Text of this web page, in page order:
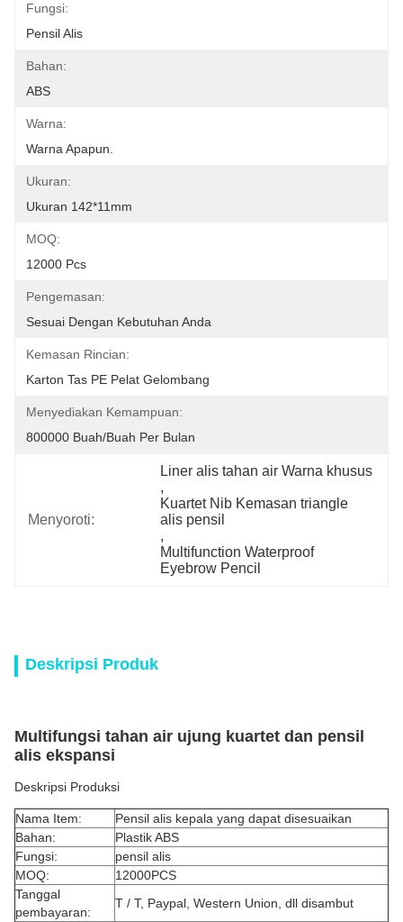
Fungsi:
Pensil Alis
Bahan:
ABS
Warna:
Warna Apapun.
Ukuran:
Ukuran 142*11mm
MOQ:
12000 Pcs
Pengemasan:
Sesuai Dengan Kebutuhan Anda
Kemasan Rincian:
Karton Tas PE Pelat Gelombang
Menyediakan Kemampuan:
800000 Buah/buah Per Bulan
Menyoroti:
Liner alis tahan air Warna khusus
,
Kuartet Nib Kemasan triangle
alis pensil
,
Multifunction Waterproof
Eyebrow Pencil
Deskripsi Produk
Multifungsi tahan air ujung kuartet dan pensil
alis ekspansi
Deskripsi Produksi
Nama Item:
Pensil alis kepala yang dapat disesuaikan
Bahan:
Plastik ABS
Fungsi:
pensil alis
MOQ:
12000PCS
Tanggal
pembayaran:
T / T, Paypal, Western Union, dll disambut